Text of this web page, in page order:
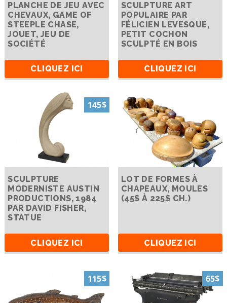
PLANCHE DE JEU AVEC
CHEVAUX, GAME OF
STEEPLE CHASE,
JOUET, JEU DE
SOCIÉTÉ
CLIQUEZ ICI
SCULPTURE ART
POPULAIRE PAR
FÉLICIEN LEVESQUE,
PETIT COCHON
SCULPTÉ EN BOIS
CLIQUEZ ICI
145$
SCULPTURE
MODERNISTE AUSTIN
PRODUCTIONS, 1984
PAR DAVID FISHER,
STATUE
CLIQUEZ ICI
LOT DE FORMES À
CHAPEAUX, MOULES
(45$ À 225$ CH.)
CLIQUEZ ICI
115$ 65$